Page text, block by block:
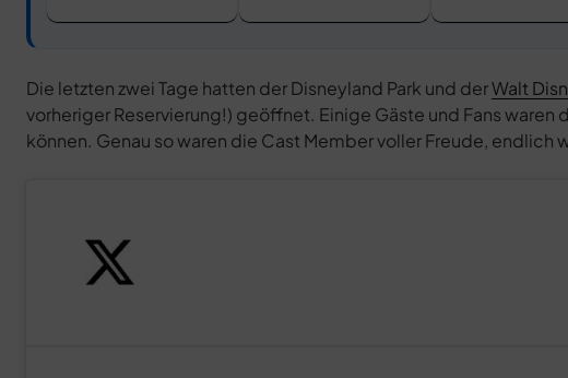
Die letzten zwei Tage hatten der Disneyland Park und derWalt
vorheriger Reservierung!) geöffnet. Einige Gäste und Fans waren
können. Genau so waren die Cast Member voller Freude, endlich